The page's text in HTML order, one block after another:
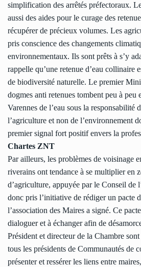
simplification des arrêtés préfectoraux.
aussi des aides pour le curage des
récupérer de précieux volumes. Les
pris conscience des changements
environnementaux. Ils sont prêts à s’y
rappelle qu’une retenue d’eau collinaire
de biodiversité naturelle. Le premier
dogmes anti retenues tombent peu à peu
Varennes de l’eau sous la responsabilité
l’agriculture et non de l’environnement
premier signal fort positif envers la
Chartes ZNT
Par ailleurs, les problèmes de voisinage
riverains ont tendance à se multiplier en
d’agriculture, appuyée par le Conseil de
donc pris l’initiative de rédiger un pacte
l’association des Maires a signé. Ce
dialoguer et à échanger afin de
Président et directeur de la Chambre
tous les présidents de Communautés de
présenter et ressérer les liens entre